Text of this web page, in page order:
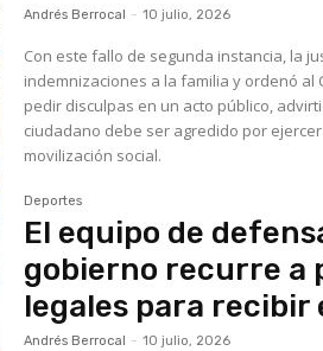
Andrés Berrocal - 10 julio, 2026
Con este fallo de segunda instancia, la
indemnizaciones a la familia y ordenó al
pedir disculpas en un acto público,
ciudadano debe ser agredido por
movilización social.
Deportes
El equipo de
gobierno recurre a
legales para
Andrés Berrocal - 10 julio, 2026